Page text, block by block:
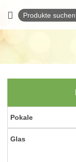
Suchen
nach:
Pokale
Glas